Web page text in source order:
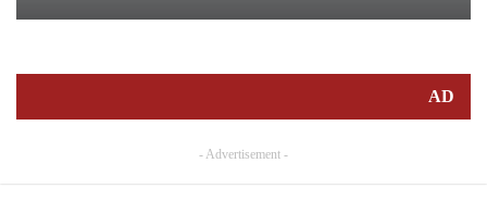
AD
- Advertisement -